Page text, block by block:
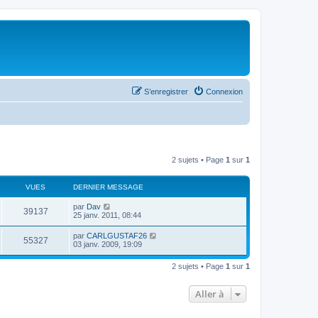
Connexion
S’enregistrer
2 sujets • Page 1 sur 1
VUES DERNIER MESSAGE
39137 par Dav
25 janv. 2011, 08:44
55327 par CARLGUSTAF26
03 janv. 2009, 19:09
2 sujets • Page 1 sur 1
Aller à